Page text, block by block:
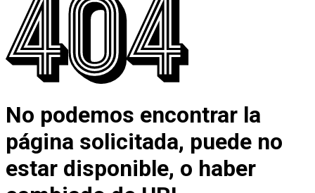
No podemos encontrar la
página solicitada, puede no
estar disponible, o haber